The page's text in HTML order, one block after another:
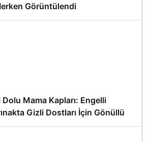
Görüntülendi
Dolu Mama Kapları: Engelli
Gizli Dostları İçin Gönüllü